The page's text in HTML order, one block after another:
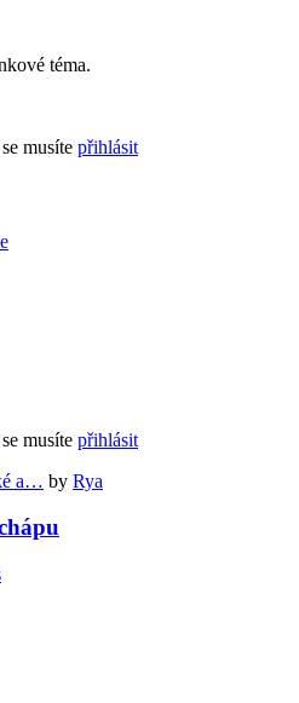
téma.
musíte přihlásit
musíte přihlásit
a… by Rya